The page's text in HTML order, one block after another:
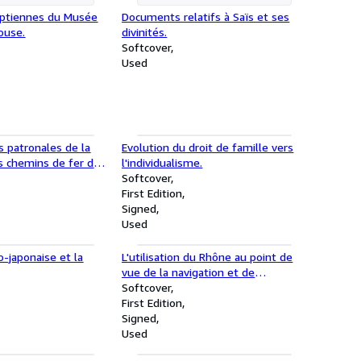
du Musée
Documents relatifs à Saïs et ses
divinités.
Softcover
Used
patronales de la
chemins de fer du
Evolution du droit de famille vers
l'individualisme.
Softcover
First Edition
Signed
Used
japonaise et la
L'utilisation du Rhône au point de
vue de la navigation et de
l'irrigation.
Softcover
First Edition
Signed
Used